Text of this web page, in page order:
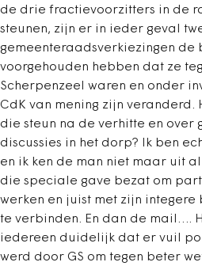
de drie fractievoorzitters in de
steunen, zijn er in ieder geval
gemeenteraadsverkiezingen de
voorgehouden hebben dat ze
Scherpenzeel waren en onder
CdK van mening zijn veranderd.
die steun na de verhitte en over
discussies in het dorp? Ik ben
en ik ken de man niet maar uit
die speciale gave bezat om
werken en juist met zijn integere
te verbinden. En dan de mail….
iedereen duidelijk dat er vuil
werd door GS om tegen beter